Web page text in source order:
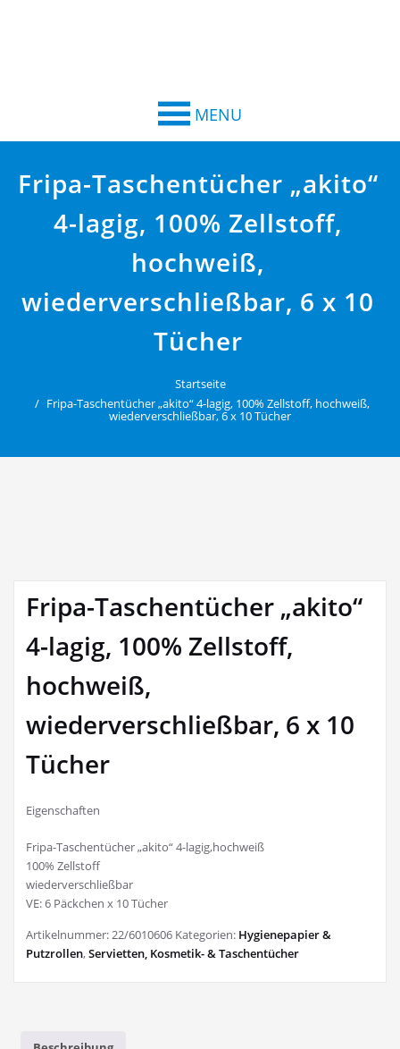
MENU
Fripa-Taschentücher „akito“
4-lagig, 100% Zellstoff,
hochweiß,
wiederverschließbar, 6 x 10
Tücher
Startseite
Fripa-Taschentücher „akito“ 4-lagig, 100% Zellstoff, hochweiß,
wiederverschließbar, 6 x 10 Tücher
Fripa-Taschentücher „akito“
4-lagig, 100% Zellstoff,
hochweiß,
wiederverschließbar, 6 x 10
Tücher
Eigenschaften
Fripa-Taschentücher „akito“ 4-lagig,hochweiß
100% Zellstoff
wiederverschließbar
VE: 6 Päckchen x 10 Tücher
Artikelnummer:22/6010606 Kategorien: Hygienepapier &
Putzrollen,Servietten, Kosmetik- & Taschentücher